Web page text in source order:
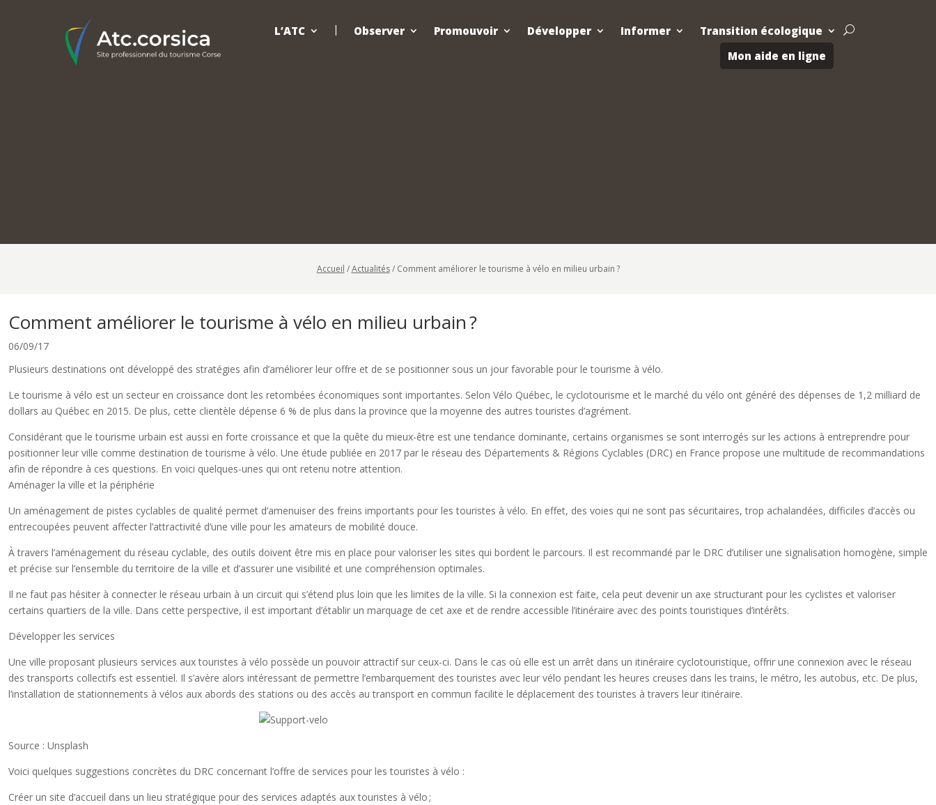
L’ATC Observer Promouvoir Développer Informer
Transition écologique
Mon aide en ligne
U
Accueil /Actualités/ Comment améliorer le tourisme à vélo en milieu urbain ?
Comment améliorer le tourisme à vélo en milieu urbain ?
06/09/17
Plusieurs destinations ont développé des stratégies afin d’améliorer leur offre et de se positionner sous un jour favorable pour le tourisme à vélo.
Le tourisme à vélo est un secteur en croissance dont les retombées économiques sont importantes. Selon Vélo Québec, le cyclotourisme et le marché du vélo ont généré des dépenses de 1,2 milliard de
dollars au Québec en 2015. De plus, cette clientèle dépense 6 % de plus dans la province que la moyenne des autres touristes d’agrément.
Considérant que le tourisme urbain est aussi en forte croissance et que la quête du mieux-être est une tendance dominante, certains organismes se sont interrogés sur les actions à entreprendre pour
positionner leur ville comme destination de tourisme à vélo. Une étude publiée en 2017 par le réseau des Départements & Régions Cyclables (DRC) en France propose une multitude de recommandations
afin de répondre à ces questions. En voici quelques-unes qui ont retenu notre attention.
Aménager la ville et la périphérie
Un aménagement de pistes cyclables de qualité permet d’amenuiser des freins importants pour les touristes à vélo. En effet, des voies qui ne sont pas sécuritaires, trop achalandées, difficiles d’accès ou
entrecoupées peuvent affecter l’attractivité d’une ville pour les amateurs de mobilité douce.
À travers l’aménagement du réseau cyclable, des outils doivent être mis en place pour valoriser les sites qui bordent le parcours. Il est recommandé par le DRC d’utiliser une signalisation homogène, simple
et précise sur l’ensemble du territoire de la ville et d’assurer une visibilité et une compréhension optimales.
Il ne faut pas hésiter à connecter le réseau urbain à un circuit qui s’étend plus loin que les limites de la ville. Si la connexion est faite, cela peut devenir un axe structurant pour les cyclistes et valoriser
certains quartiers de la ville. Dans cette perspective, il est important d’établir un marquage de cet axe et de rendre accessible l’itinéraire avec des points touristiques d’intérêts.
Développer les services
Une ville proposant plusieurs services aux touristes à vélo possède un pouvoir attractif sur ceux-ci. Dans le cas où elle est un arrêt dans un itinéraire cyclotouristique, offrir une connexion avec le réseau
des transports collectifs est essentiel. Il s’avère alors intéressant de permettre l’embarquement des touristes avec leur vélo pendant les heures creuses dans les trains, le métro, les autobus, etc. De plus,
l’installation de stationnements à vélos aux abords des stations ou des accès au transport en commun facilite le déplacement des touristes à travers leur itinéraire.
Source : Unsplash
Voici quelques suggestions concrètes du DRC concernant l’offre de services pour les touristes à vélo :
Créer un site d’accueil dans un lieu stratégique pour des services adaptés aux touristes à vélo ;